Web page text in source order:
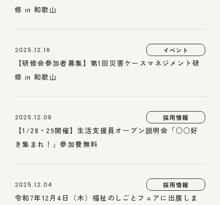
修 in 和歌山
2025.12.16 イベント
【研修会参加者募集】第1回災害ケースマネジメント研
修 in 和歌山
2025.12.08 採用情報
【1/28・29開催】生活支援員オープン説明会「○○好
き集まれ！」参加費無料
2025.12.04 採用情報
令和7年12月4日（木）福祉のしごとフェアに出展しま